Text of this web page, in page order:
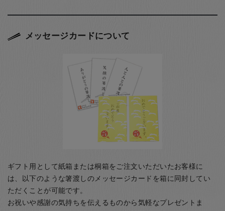
メッセージカードについて
ギフト用として紙箱または桐箱をご注文いただいたお客様に
は、以下のような箸渡しのメッセージカードを箱に同封してい
ただくことが可能です。
お祝いや感謝の気持ちを伝えるものから気軽なプレゼントま